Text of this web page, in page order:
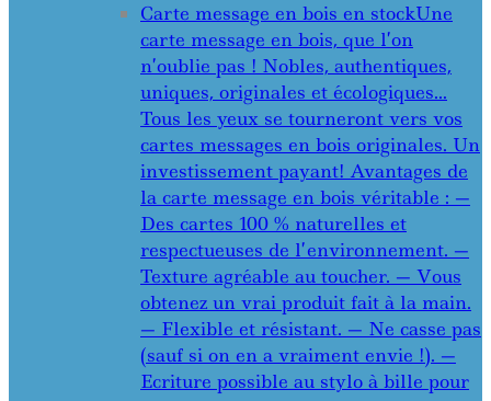
Carte message en bois en stockUne
carte message en bois, que l’on
n’oublie pas ! Nobles, authentiques,
uniques, originales et écologiques…
Tous les yeux se tourneront vers vos
cartes messages en bois originales. Un
investissement payant! Avantages de
la carte message en bois véritable : —
Des cartes 100 % naturelles et
respectueuses de l’environnement. —
Texture agréable au toucher. — Vous
obtenez un vrai produit fait à la main.
— Flexible et résistant. — Ne casse pas
(sauf si on en a vraiment envie !). —
Ecriture possible au stylo à bille pour